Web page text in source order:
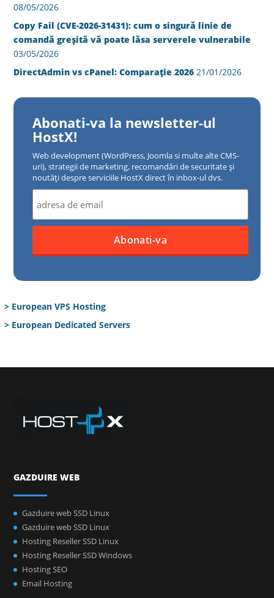
08/05/2026
Copy Fail (CVE-2026-31431): cum o singură linie de
comandă greșită vă poate lăsa serverele vulnerabile
03/05/2026
DirectAdmin vs cPanel: Comparație 2026 21/01/2026
Abonati-va la newsletter-ul
HostX!
Web development (WordPress, Joomla si multe alte CMS-
uri), strategii de marketing, recomandări de securitate și
noutăți despre serviciile HostX direct în inbox-ul dvs.
> European VPS Hosting
> European Dedicated Servers
GAZDUIRE WEB
Gazduire web SSD Linux
Gazduire web SSD Linux
Hosting Reseller SSD Linux
Hosting Reseller SSD Windows
Hosting SEO
Email Hosting